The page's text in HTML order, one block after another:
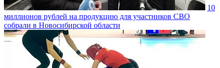
10
миллионов рублей на продукцию для участников СВО
собрали в Новосибирской области